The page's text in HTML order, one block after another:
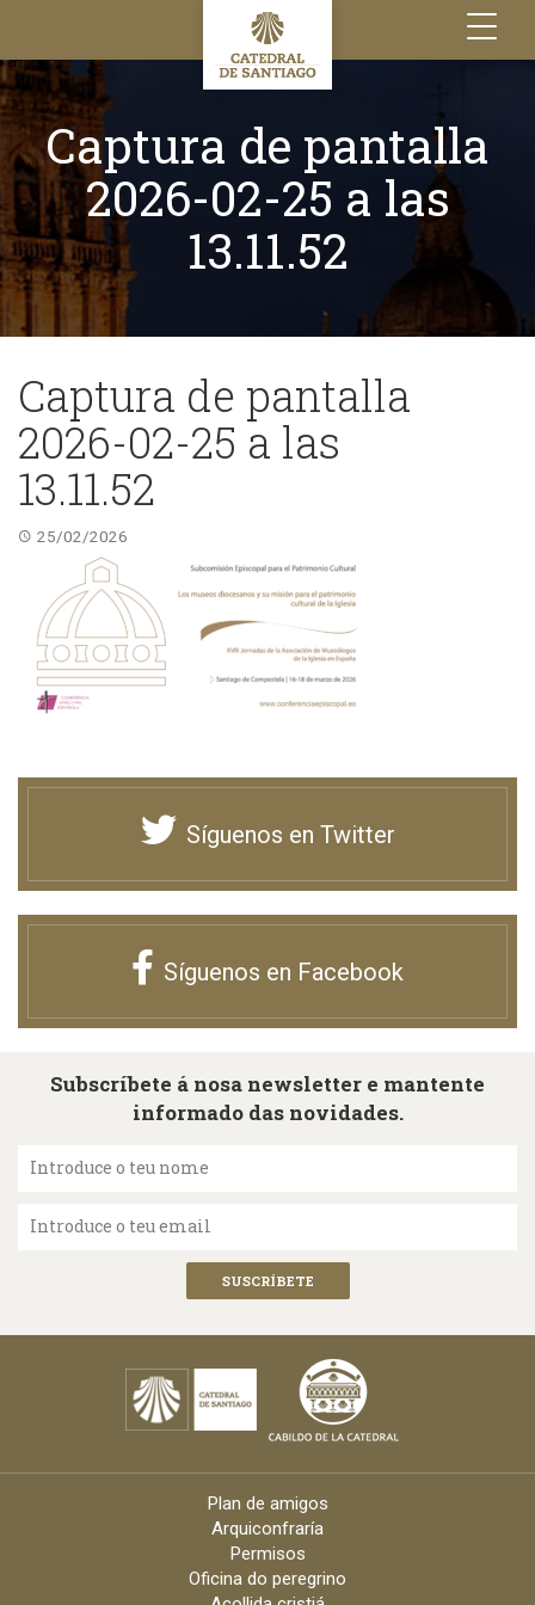
Toggle
navigation
Captura de pantalla
2026-02-25 a las
13.11.52
Captura de pantalla
2026-02-25 a las
13.11.52
25/02/2026
Síguenos en Twitter
Síguenos en Facebook
Subscríbete á nosa newsletter e mantente
informado das novidades.
Introduce o teu nome
Introduce o teu email
Plan de amigos
Arquiconfraría
Permisos
Oficina do peregrino